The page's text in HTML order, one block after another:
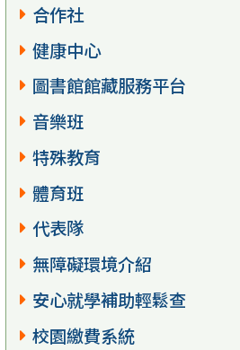
合作社
健康中心
圖書館館藏服務平台
音樂班
特殊教育
體育班
代表隊
無障礙環境介紹
安心就學補助輕鬆查
校園繳費系統